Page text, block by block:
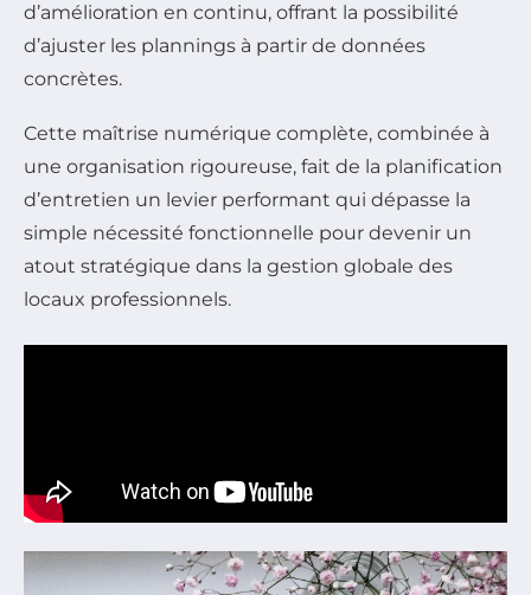
d’amélioration en continu, offrant la possibilité
d’ajuster les plannings à partir de données
concrètes.
Cette maîtrise numérique complète, combinée à
une organisation rigoureuse, fait de la planification
d’entretien un levier performant qui dépasse la
simple nécessité fonctionnelle pour devenir un
atout stratégique dans la gestion globale des
locaux professionnels.